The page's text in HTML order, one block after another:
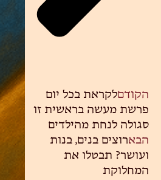
הקודםלקראת בכל יום
פרשת מעשה בראשית זו
סגולה לנחת מהילדים
הבארוצים בנים, בנות
ועושר? תבטלו את
המחלוקת